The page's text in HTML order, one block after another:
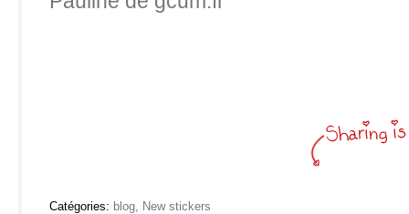
Catégories: blog, New stickers